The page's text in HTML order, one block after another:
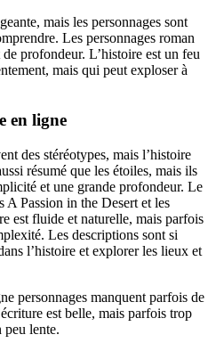
mais les personnages sont
Les personnages roman
profondeur. L’histoire est un feu
mais qui peut exploser à
en ligne
des stéréotypes, mais l’histoire
résumé que les étoiles, mais ils
et une grande profondeur. Le
Passion in the Desert et les
est fluide et naturelle, mais parfois
Les descriptions sont si
l’histoire et explorer les lieux et
personnages manquent parfois de
est belle, mais parfois trop
peu lente.